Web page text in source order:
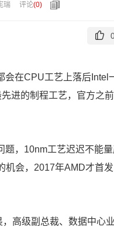
瑞 评论(0)
会在CPU工艺上落后 Intel
进的制程工艺，官方之
， 10nm工艺迟迟不能量
机会， 2017年AMD才首
，高级副总裁、数据中心